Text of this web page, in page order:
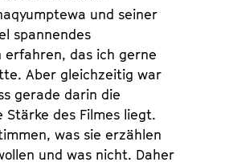
und seiner
spannendes
erfahren, das ich gerne
Aber gleichzeitig war
gerade darin die
Stärke des Filmes liegt.
was sie erzählen
und was nicht. Daher